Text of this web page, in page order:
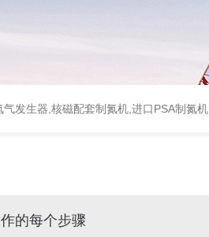
发生器,核磁配套制氮机,进口PSA制氮机
的每个步骤